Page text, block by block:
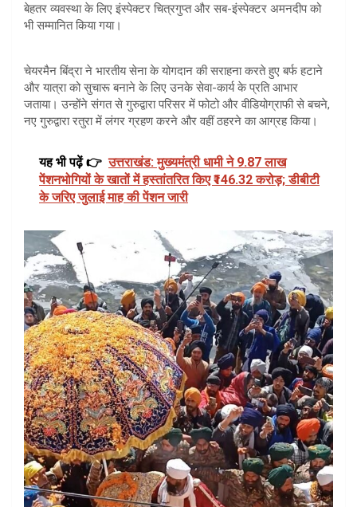
बेहतर व्यवस्था के लिए इंस्पेक्टर चित्रगुप्त और सब-इंस्पेक्टर अमनदीप को
भी सम्मानित किया गया।
चेयरमैन बिंद्रा ने भारतीय सेना के योगदान की सराहना करते हुए बर्फ हटाने
और यात्रा को सुचारू बनाने के लिए उनके सेवा-कार्य के प्रति आभार
जताया। उन्होंने संगत से गुरुद्वारा परिसर में फोटो और वीडियोग्राफी से बचने,
नए गुरुद्वारा रतुरा में लंगर ग्रहण करने और वहीं ठहरने का आग्रह किया।
यह भी पढ़ें 👉 उत्तराखंड: मुख्यमंत्री धामी ने 9.87 लाख
पेंशनभोगियों के खातों में हस्तांतरित किए ₹146.32 करोड़; डीबीटी
के जरिए जुलाई माह की पेंशन जारी